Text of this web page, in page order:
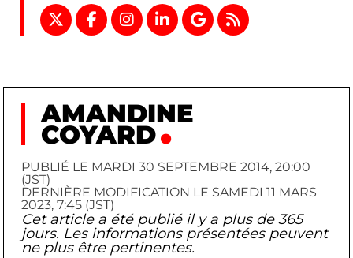
AMANDINE
COYARD
PUBLIÉ LE MARDI 30 SEPTEMBRE 2014, 20:00
(JST)
DERNIÈRE MODIFICATION LE SAMEDI 11 MARS
2023, 7:45 (JST)
Cet article a été publié il y a plus de 365
jours. Les informations présentées peuvent
ne plus être pertinentes.